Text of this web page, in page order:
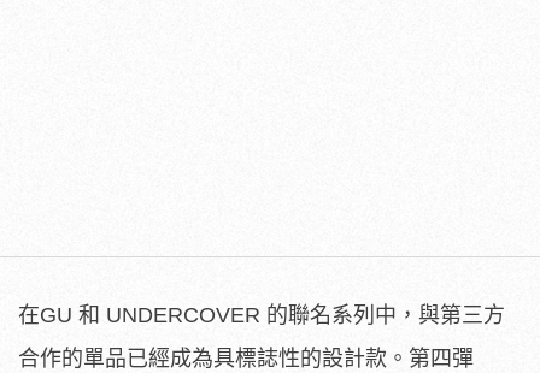
在GU 和 UNDERCOVER 的聯名系列中，與第三方
合作的單品已經成為具標誌性的設計款。第四彈